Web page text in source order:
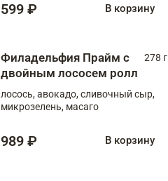
599 ₽ В корзину
Филадельфия Прайм с
двойным лососем ролл
278 г
лосось, авокадо, сливочный сыр,
микрозелень, масаго
989 ₽ В корзину